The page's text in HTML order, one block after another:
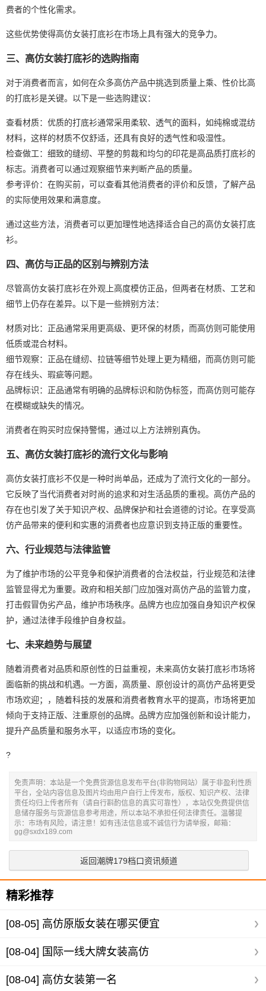
费者的个性化需求。
这些优势使得高仿女装打底衫在市场上具有强大的竞争力。
三、高仿女装打底衫的选购指南
对于消费者而言，如何在众多高仿产品中挑选到质量上乘、性价比高
的打底衫是关键。以下是一些选购建议：
查看材质：优质的打底衫通常采用柔软、透气的面料，如纯棉或混纺
材料，这样的材质不仅舒适，还具有良好的透气性和吸湿性。
检查做工：细致的缝纫、平整的剪裁和均匀的印花是高品质打底衫的
标志。消费者可以通过观察细节来判断产品的质量。
参考评价：在购买前，可以查看其他消费者的评价和反馈，了解产品
的实际使用效果和满意度。
通过这些方法，消费者可以更加理性地选择适合自己的高仿女装打底
衫。
四、高仿与正品的区别与辨别方法
尽管高仿女装打底衫在外观上高度模仿正品，但两者在材质、工艺和
细节上仍存在差异。以下是一些辨别方法：
材质对比：正品通常采用更高级、更环保的材质，而高仿则可能使用
低质或混合材料。
细节观察：正品在缝纫、拉链等细节处理上更为精细，而高仿则可能
存在线头、瑕疵等问题。
品牌标识：正品通常有明确的品牌标识和防伪标签，而高仿则可能存
在模糊或缺失的情况。
消费者在购买时应保持警惕，通过以上方法辨别真伪。
五、高仿女装打底衫的流行文化与影响
高仿女装打底衫不仅是一种时尚单品，还成为了流行文化的一部分。
它反映了当代消费者对时尚的追求和对生活品质的重视。高仿产品的
存在也引发了关于知识产权、品牌保护和社会道德的讨论。在享受高
仿产品带来的便利和实惠的消费者也应意识到支持正版的重要性。
六、行业规范与法律监管
为了维护市场的公平竞争和保护消费者的合法权益，行业规范和法律
监管显得尤为重要。政府和相关部门应加强对高仿产品的监管力度，
打击假冒伪劣产品，维护市场秩序。品牌方也应加强自身知识产权保
护，通过法律手段维护自身权益。
七、未来趋势与展望
随着消费者对品质和原创性的日益重视，未来高仿女装打底衫市场将
面临新的挑战和机遇。一方面，高质量、原创设计的高仿产品将更受
市场欢迎；，随着科技的发展和消费者教育水平的提高，市场将更加
倾向于支持正版、注重原创的品牌。品牌方应加强创新和设计能力，
提升产品质量和服务水平，以适应市场的变化。
?
免责声明：本站是一个免费货源信息发布平台(非购物网站）属于非盈利性质
平台，全站内容信息及图片均由用户自行上传发布，版权、知识产权、法律
责任均归上传者所有（请自行斟酌信息的真实可靠性），本站仅免费提供信
息储存服务与货源信息参考用途，所以本站不承担任何法律责任。温馨提
示：市场有风险，请注意！如有违法信息或不诚信行为请举报，邮箱：
gg@sxdx189.com
返回潮牌179档口资讯频道
精彩推荐
[08-05] 高仿原版女装在哪买便宜
[08-04] 国际一线大牌女装高仿
[08-04] 高仿女装第一名